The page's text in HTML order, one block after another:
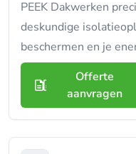
PEEK Dakwerken
deskundige
beschermen en je
Offerte
aanvragen